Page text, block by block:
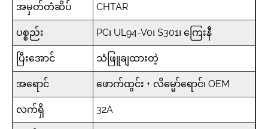
အမှတ်တံဆိပ် CHTAR
ပစ္စည်း PC၊ UL94-V0၊ S301၊ ကြေးနီ
ပြီးအောင် သံဖြူချထားတဲ့
အရောင် ဖောက်ထွင်း + လိမ္မော်ရောင်၊ OEM
လက်ရှိ 32A